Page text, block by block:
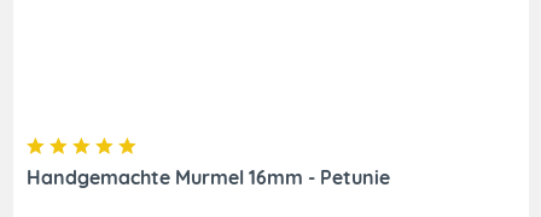
Handgemachte Murmel 16mm - Petunie